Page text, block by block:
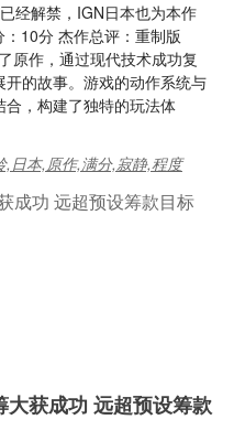
经解禁，IGN日本也为本作
10分 杰作总评：重制版
原作，通过现代技术成功复
的故事。游戏的动作系统与
，构建了独特的玩法体
,日本,原作,满分,寂静,程度
大获成功 远超预设筹款